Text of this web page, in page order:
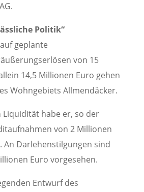
Politik“
geplante
von 15
14,5 Millionen Euro gehen
Wohngebiets Allmendäcker.
habe er, so der
von 2 Millionen
An Darlehenstilgungen sind
Euro vorgesehen.
Entwurf des